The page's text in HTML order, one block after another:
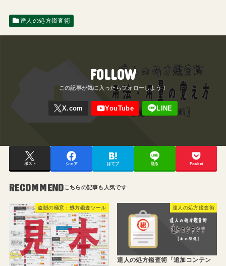
達人の処方鑑査術
FOLLOW
ポスト シェア はてブ 送る Pocket
RECOMMEND
盗賊の極意：処方鑑査ツール 達人の処方鑑査術
達人の処方鑑査術「追加コンテン